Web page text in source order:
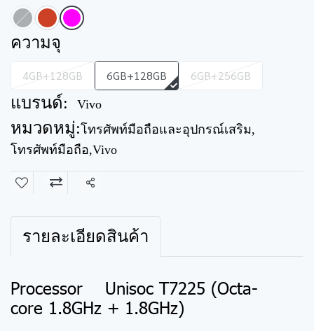
ความจุ
4GB+128GB 6GB+128GB 6GB+256GB
แบรนด์: Vivo
หมวดหมู่:โทรศัพท์มือถือและอุปกรณ์เสริม,
โทรศัพท์มือถือ,Vivo
แชร์
รายละเอียดสินค้า
Processor Unisoc T7225 (Octa-
core 1.8GHz + 1.8GHz)